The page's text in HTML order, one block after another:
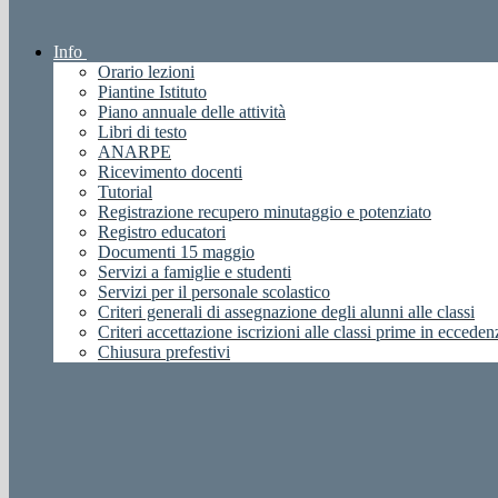
Info
Orario lezioni
Piantine Istituto
Piano annuale delle attività
Libri di testo
ANARPE
Ricevimento docenti
Tutorial
Registrazione recupero minutaggio e potenziato
Registro educatori
Documenti 15 maggio
Servizi a famiglie e studenti
Servizi per il personale scolastico
Criteri generali di assegnazione degli alunni alle classi
Criteri accettazione iscrizioni alle classi prime in
Chiusura prefestivi